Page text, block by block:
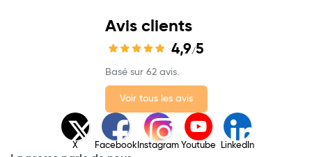
Avis clients
4,9/5
Basé sur 62 avis.
Voir tous les avis
X Facebook Instagram Youtube LinkedIn